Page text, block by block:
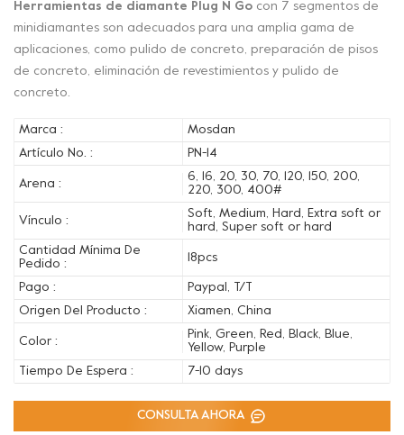
Herramientas de diamante Plug N Go con 7 segmentos de
minidiamantes son adecuados para una amplia gama de
aplicaciones, como pulido de concreto, preparación de pisos
de concreto, eliminación de revestimientos y pulido de
concreto.
Marca :
Mosdan
Artículo No. :
PN-14
Arena :
6, 16, 20, 30, 70, 120, 150, 200,
220, 300, 400#
Vínculo :
Soft, Medium, Hard, Extra soft or
hard, Super soft or hard
Cantidad Mínima De
Pedido :
18pcs
Pago :
Paypal, T/T
Origen Del Producto :
Xiamen, China
Color :
Pink, Green, Red, Black, Blue,
Yellow, Purple
Tiempo De Espera :
7-10 days
CONSULTA AHORA